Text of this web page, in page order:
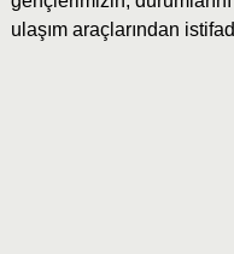
ulaşım araçlarından